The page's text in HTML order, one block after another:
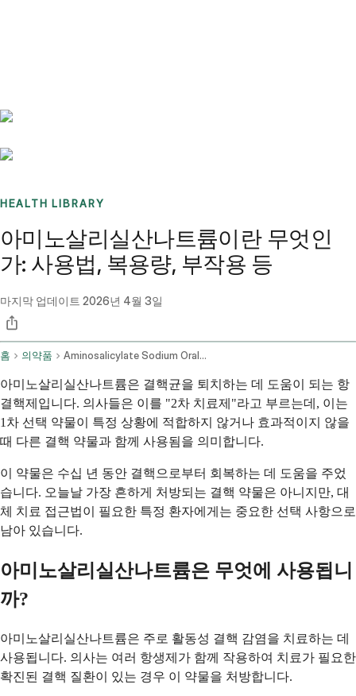
HEALTH LIBRARY
아미노살리실산나트륨이란 무엇인
가: 사용법, 복용량, 부작용 등
마지막 업데이트 2026년 4월 3일
홈 의약품 Aminosalicylate Sodium Oral Route
아미노살리실산나트륨은 결핵균을 퇴치하는 데 도움이 되는 항
결핵제입니다. 의사들은 이를 "2차 치료제"라고 부르는데, 이는
1차 선택 약물이 특정 상황에 적합하지 않거나 효과적이지 않을
때 다른 결핵 약물과 함께 사용됨을 의미합니다.
이 약물은 수십 년 동안 결핵으로부터 회복하는 데 도움을 주었
습니다. 오늘날 가장 흔하게 처방되는 결핵 약물은 아니지만, 대
체 치료 접근법이 필요한 특정 환자에게는 중요한 선택 사항으로
남아 있습니다.
아미노살리실산나트륨은 무엇에 사용됩니
까?
아미노살리실산나트륨은 주로 활동성 결핵 감염을 치료하는 데
사용됩니다. 의사는 여러 항생제가 함께 작용하여 치료가 필요한
확진된 결핵 질환이 있는 경우 이 약물을 처방합니다.